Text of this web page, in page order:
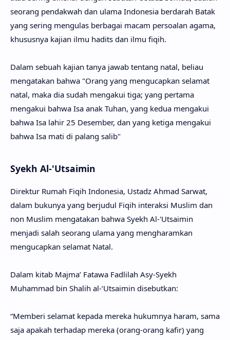
seorang pendakwah dan ulama Indonesia berdarah Batak
yang sering mengulas berbagai macam persoalan agama,
khususnya kajian ilmu hadits dan ilmu fiqih.
Dalam sebuah kajian tanya jawab tentang natal, beliau
mengatakan bahwa "Orang yang mengucapkan selamat
natal, maka dia sudah mengakui tiga; yang pertama
mengakui bahwa Isa anak Tuhan, yang kedua mengakui
bahwa Isa lahir 25 Desember, dan yang ketiga mengakui
bahwa Isa mati di palang salib"
Syekh Al-'Utsaimin
Direktur Rumah Fiqih Indonesia, Ustadz Ahmad Sarwat,
dalam bukunya yang berjudul Fiqih interaksi Muslim dan
non Muslim mengatakan bahwa Syekh Al-'Utsaimin
menjadi salah seorang ulama yang mengharamkan
mengucapkan selamat Natal.
Dalam kitab Majma’ Fatawa Fadlilah Asy-Syekh
Muhammad bin Shalih al-‘Utsaimin disebutkan:
“Memberi selamat kepada mereka hukumnya haram, sama
saja apakah terhadap mereka (orang-orang kafir) yang